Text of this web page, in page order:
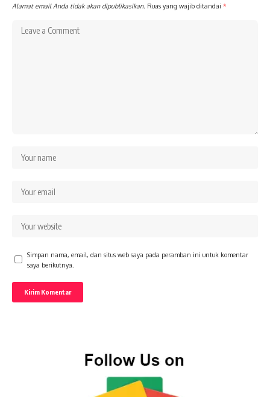
Alamat email Anda tidak akan dipublikasikan. Ruas yang wajib ditandai *
Simpan nama, email, dan situs web saya pada peramban ini untuk komentar
saya berikutnya.